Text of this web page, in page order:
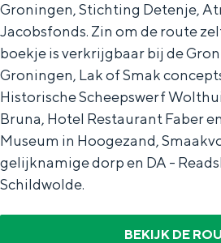
Groningen, Stichting Detenje,
Jacobsfonds. Zin om de route
boekje is verkrijgbaar bij de
Groningen, Lak of Smak
Historische Scheepswerf
Bruna, Hotel Restaurant Faber
Museum in Hoogezand,
gelijknamige dorp en DA -
Schildwolde.
BEKIJK DE